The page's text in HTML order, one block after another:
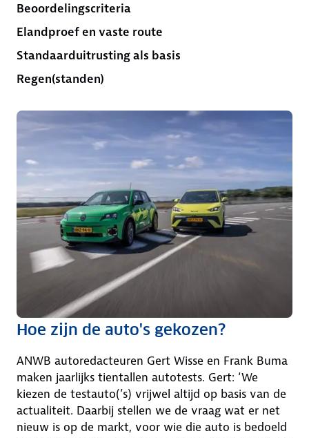
Beoordelingscriteria
Elandproef en vaste route
Standaarduitrusting als basis
Regen(standen)
Hoe zijn de auto's gekozen?
ANWB autoredacteuren Gert Wisse en Frank Buma
maken jaarlijks tientallen autotests. Gert: ‘We
kiezen de testauto(’s) vrijwel altijd op basis van de
actualiteit. Daarbij stellen we de vraag wat er net
nieuw is op de markt, voor wie die auto is bedoeld